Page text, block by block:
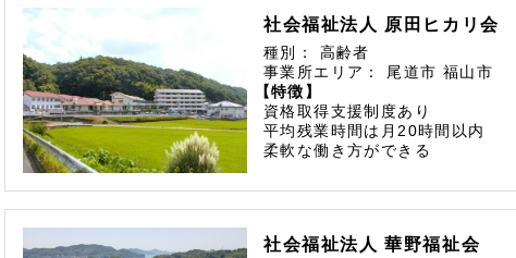
社会福祉法人 原田ヒカリ会
種別：
高齢者
事業所エリア：
尾道市 福山市
【特徴】
資格取得支援制度あり
平均残業時間は月20時間以内
柔軟な働き方ができる
社会福祉法人 華野福祉会